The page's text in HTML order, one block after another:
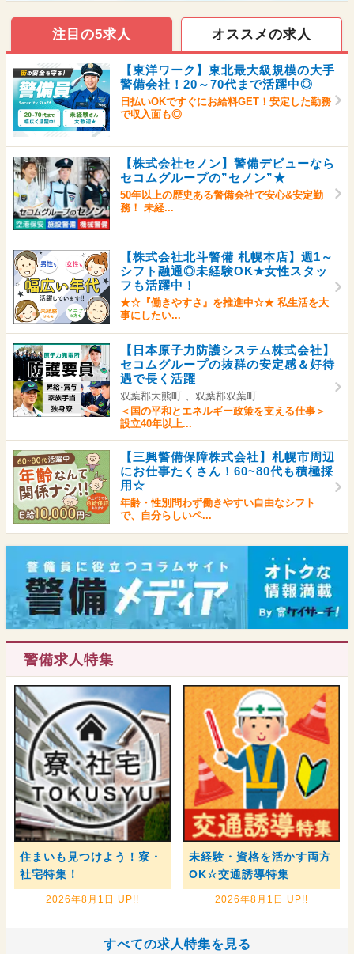
注目の5求人 オススメの求人
【東洋ワーク】東北最大級規模の大手
警備会社！20～70代まで活躍中◎
日払いOKですぐにお給料GET！安定した勤務
で収入面も◎
【株式会社セノン】警備デビューなら
セコムグループの”セノン”★
50年以上の歴史ある警備会社で安心&安定勤
務！ 未経...
【株式会社北斗警備 札幌本店】週1～
シフト融通◎未経験OK★女性スタッ
フも活躍中！
★☆『働きやすさ』を推進中☆★ 私生活を大
事にしたい...
【日本原子力防護システム株式会社】
セコムグループの抜群の安定感＆好待
遇で長く活躍
双葉郡大熊町 、双葉郡双葉町
＜国の平和とエネルギー政策を支える仕事＞
設立40年以上...
【三興警備保障株式会社】札幌市周辺
にお仕事たくさん！60~80代も積極採
用☆
年齢・性別問わず働きやすい自由なシフト
で、自分らしいペ...
警備求人特集
住まいも見つけよう！寮・
社宅特集！
2026年8月1日 UP!!
未経験・資格を活かす両方
OK☆交通誘導特集
2026年8月1日 UP!!
すべての求人特集を見る